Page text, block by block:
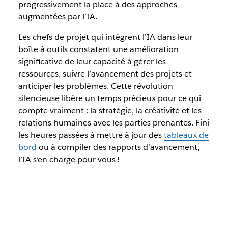
progressivement la place à des approches
augmentées par l’IA.
Les chefs de projet qui intègrent l’IA dans leur
boîte à outils constatent une amélioration
significative de leur capacité à gérer les
ressources, suivre l’avancement des projets et
anticiper les problèmes. Cette révolution
silencieuse libère un temps précieux pour ce qui
compte vraiment : la stratégie, la créativité et les
relations humaines avec les parties prenantes. Fini
les heures passées à mettre à jour destableaux de
bord ou à compiler des rapports d’avancement,
l’IA s’en charge pour vous !